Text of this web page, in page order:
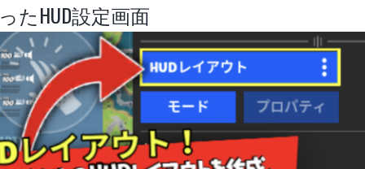
たHUD設定画面